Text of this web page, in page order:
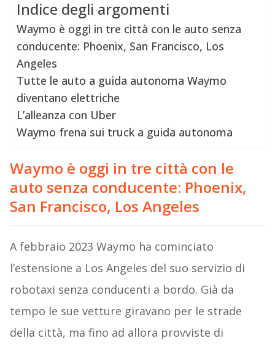
Indice degli argomenti
Waymo è oggi in tre città con le auto senza
conducente: Phoenix, San Francisco, Los
Angeles
Tutte le auto a guida autonoma Waymo
diventano elettriche
L’alleanza con Uber
Waymo frena sui truck a guida autonoma
Waymo è oggi in tre città con le
auto senza conducente: Phoenix,
San Francisco, Los Angeles
A febbraio 2023 Waymo ha cominciato
l’estensione a Los Angeles del suo servizio di
robotaxi senza conducenti a bordo. Già da
tempo le sue vetture giravano per le strade
della città, ma fino ad allora provviste di